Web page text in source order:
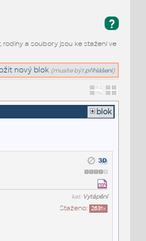
?
rodiny a soubory jsou ke stažení ve
nový blok (musíte být přihlášeni)
blok
kat: Vytápění
Staženo: 2631x